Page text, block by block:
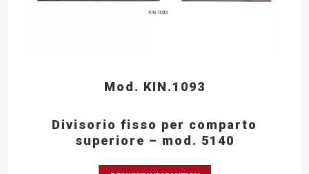
Mod. KIN.1093
Divisorio fisso per comparto
superiore – mod. 5140